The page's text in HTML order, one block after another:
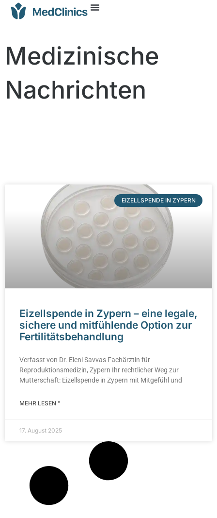
Medizinische
Nachrichten
EIZELLSPENDE IN ZYPERN
Eizellspende in Zypern – eine legale,
sichere und mitfühlende Option zur
Fertilitätsbehandlung
Verfasst von Dr. Eleni Savvas Fachärztin für
Reproduktionsmedizin, Zypern Ihr rechtlicher Weg zur
Mutterschaft: Eizellspende in Zypern mit Mitgefühl und
MEHR LESEN "
17. August 2025